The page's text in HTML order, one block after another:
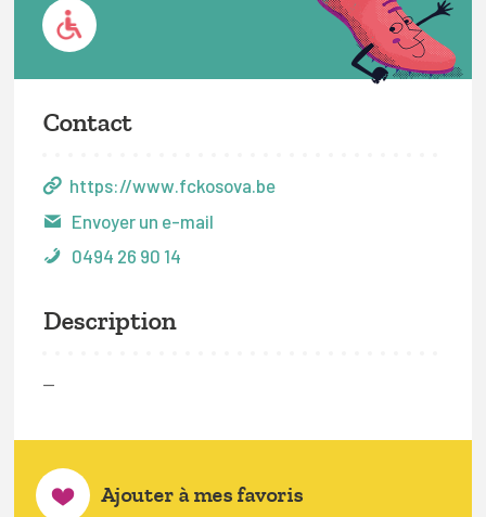
Contact
https://www.fckosova.be
Envoyer un e-mail
0494 26 90 14
Description
—
Ajouter à mes favoris